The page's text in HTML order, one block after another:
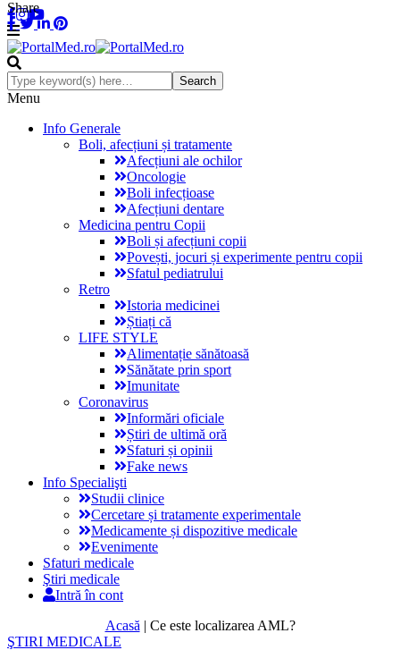
Menu
Info Generale
Boli, afecțiuni și tratamente
Afecțiuni ale ochilor
Oncologie
Boli infecțioase
Afecțiuni dentare
Medicina pentru Copii
Boli și afecțiuni copii
Povești, jocuri și experimente pentru copii
Sfatul pediatrului
Retro
Istoria medicinei
Știați că
LIFE STYLE
Alimentație sănătoasă
Sănătate prin sport
Imunitate
Coronavirus
Informări oficiale
Știri de ultimă oră
Sfaturi și opinii
Fake news
Info Specialişti
Studii clinice
Cercetare și tratamente experimentale
Medicamente și dispozitive medicale
Evenimente
Sfaturi medicale
Ştiri medicale
Intră în cont
Acasă | Ce este localizarea AML?
ŞTIRI MEDICALE
Share